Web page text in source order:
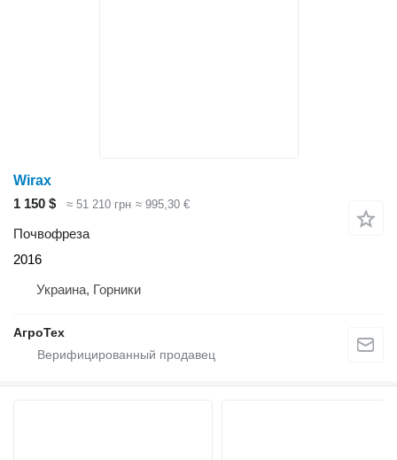
Wirax
1 150 $
≈ 51 210 грн ≈ 995,30 €
Почвофреза
2016
Украина, Горники
АгроТех